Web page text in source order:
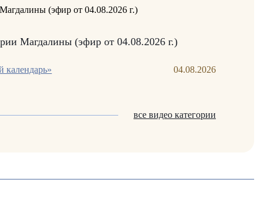
Магдалины (эфир от 04.08.2026 г.)
календарь» 04.08.2026
все видео категории